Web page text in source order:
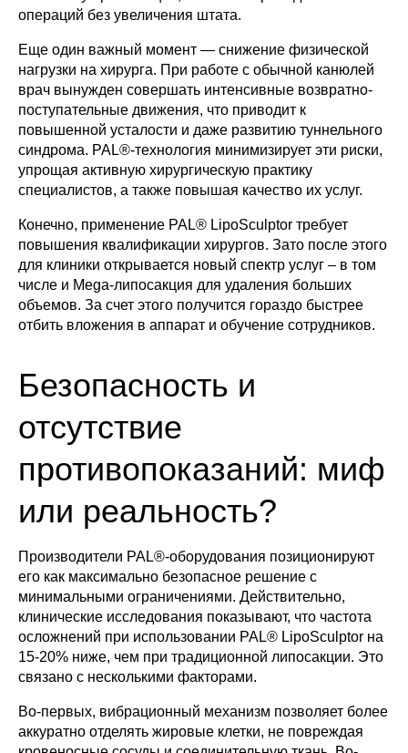
операций без увеличения штата.
Еще один важный момент — снижение физической
нагрузки на хирурга. При работе с обычной канюлей
врач вынужден совершать интенсивные возвратно-
поступательные движения, что приводит к
повышенной усталости и даже развитию туннельного
синдрома. PAL®-технология минимизирует эти риски,
упрощая активную хирургическую практику
специалистов, а также повышая качество их услуг.
Конечно, применение PAL® LipoSculptor требует
повышения квалификации хирургов. Зато после этого
для клиники открывается новый спектр услуг – в том
числе и Mega-липосакция для удаления больших
объемов. За счет этого получится гораздо быстрее
отбить вложения в аппарат и обучение сотрудников.
Безопасность и
отсутствие
противопоказаний: миф
или реальность?
Производители PAL®-оборудования позиционируют
его как максимально безопасное решение с
минимальными ограничениями. Действительно,
клинические исследования показывают, что частота
осложнений при использовании PAL® LipoSculptor на
15-20% ниже, чем при традиционной липосакции. Это
связано с несколькими факторами.
Во-первых, вибрационный механизм позволяет более
аккуратно отделять жировые клетки, не повреждая